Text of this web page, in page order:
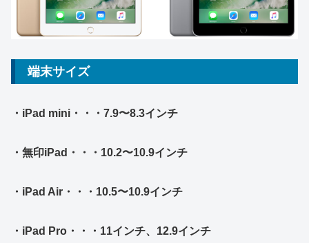
端末サイズ
・iPad mini・・・7.9〜8.3インチ
・無印iPad・・・10.2〜10.9インチ
・iPad Air・・・10.5〜10.9インチ
・iPad Pro・・・11インチ、12.9インチ